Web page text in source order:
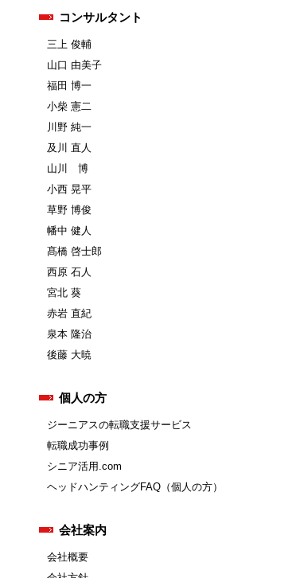
コンサルタント
三上 俊輔
山口 由美子
福田 博一
小柴 憲二
川野 純一
及川 直人
山川 博
小西 晃平
草野 博俊
幡中 健人
髙橋 啓士郎
西原 石人
宮北 葵
赤岩 直紀
泉本 隆治
後藤 大暁
個人の方
ジーニアスの転職支援サービス
転職成功事例
シニア活用.com
ヘッドハンティングFAQ（個人の方）
会社案内
会社概要